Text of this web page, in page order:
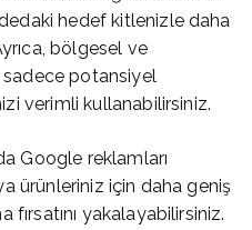
hedef kitlenizle daha
bölgesel ve
potansiyel
verimli kullanabilirsiniz.
Google reklamları
ürünleriniz için daha geniş
yakalayabilirsiniz.